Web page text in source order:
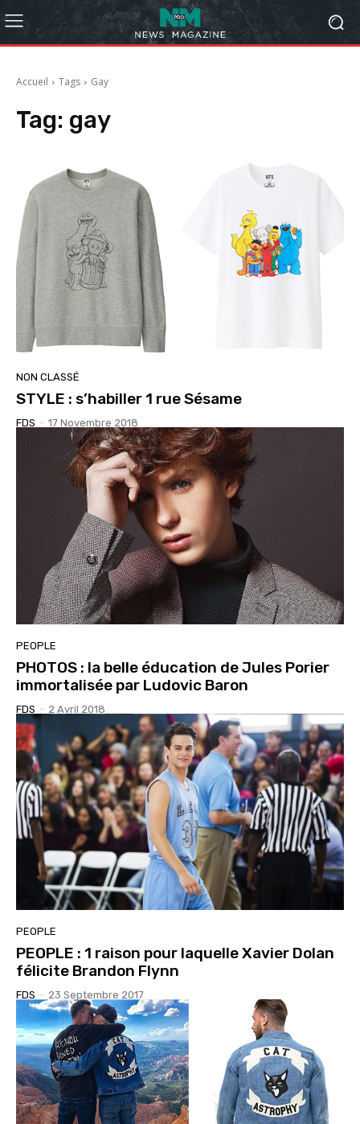
Accueil Tags Gay
Tag: gay
NON CLASSÉ
STYLE : s’habiller 1 rue Sésame
FDS - 17 Novembre 2018
PEOPLE
PHOTOS : la belle éducation de Jules Porier
immortalisée par Ludovic Baron
FDS - 2 Avril 2018
PEOPLE
PEOPLE : 1 raison pour laquelle Xavier Dolan
félicite Brandon Flynn
FDS - 23 Septembre 2017